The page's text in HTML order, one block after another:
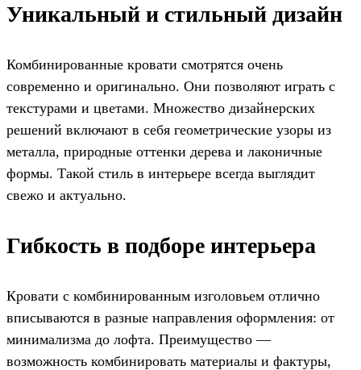
Уникальный и стильный дизайн
Комбинированные кровати смотрятся очень
современно и оригинально. Они позволяют играть с
текстурами и цветами. Множество дизайнерских
решений включают в себя геометрические узоры из
металла, природные оттенки дерева и лаконичные
формы. Такой стиль в интерьере всегда выглядит
свежо и актуально.
Гибкость в подборе интерьера
Кровати с комбинированным изголовьем отлично
вписываются в разные направления оформления: от
минимализма до лофта. Преимущество —
возможность комбинировать материалы и фактуры,